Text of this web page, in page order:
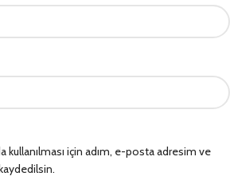
kullanılması için adım, e-posta adresim ve